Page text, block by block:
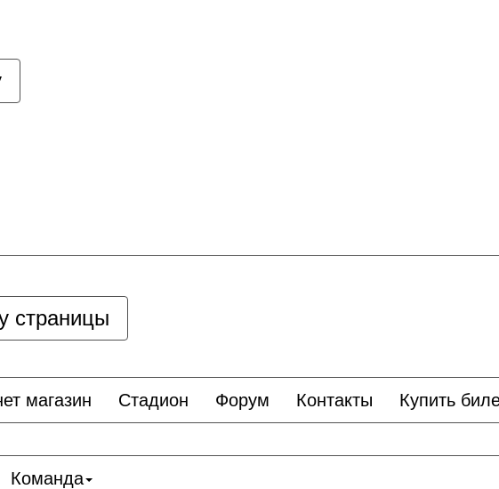
страницы
магазин Стадион Форум Контакты Купить
Команда